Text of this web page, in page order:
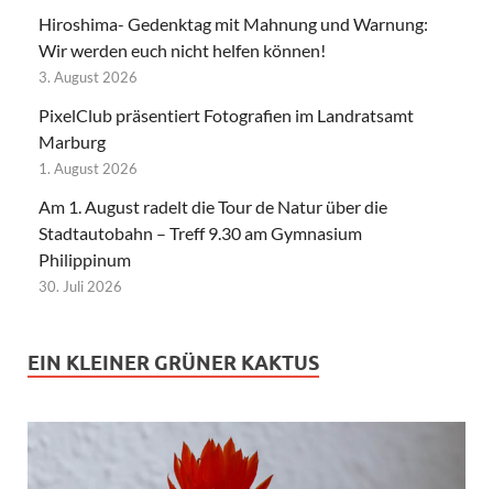
Hiroshima- Gedenktag mit Mahnung und Warnung:
Wir werden euch nicht helfen können!
3. August 2026
PixelClub präsentiert Fotografien im Landratsamt
Marburg
1. August 2026
Am 1. August radelt die Tour de Natur über die
Stadtautobahn – Treff 9.30 am Gymnasium
Philippinum
30. Juli 2026
EIN KLEINER GRÜNER KAKTUS